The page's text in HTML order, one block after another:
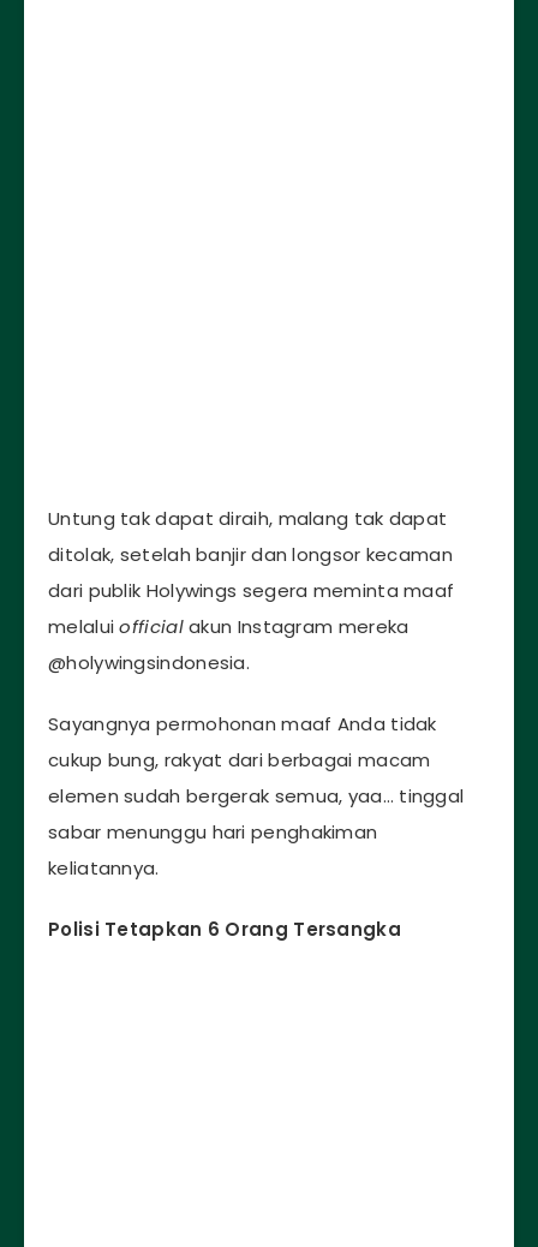
Untung tak dapat diraih, malang tak dapat
ditolak, setelah banjir dan longsor kecaman
dari publik Holywings segera meminta maaf
melaluiofficialakun Instagram mereka
@holywingsindonesia.
Sayangnya permohonan maaf Anda tidak
cukup bung, rakyat dari berbagai macam
elemen sudah bergerak semua, yaa… tinggal
sabar menunggu hari penghakiman
keliatannya.
Polisi Tetapkan 6 Orang Tersangka